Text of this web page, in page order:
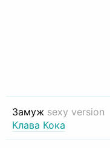
Замуж sexy version
Клава Кока